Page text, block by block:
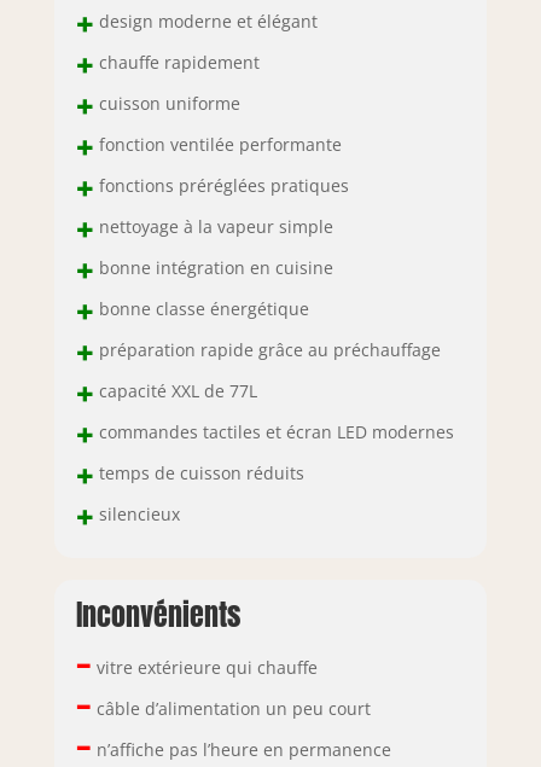
+ design moderne et élégant
+ chauffe rapidement
+ cuisson uniforme
+ fonction ventilée performante
+ fonctions préréglées pratiques
+ nettoyage à la vapeur simple
+ bonne intégration en cuisine
+ bonne classe énergétique
+ préparation rapide grâce au préchauffage
+ capacité XXL de 77L
+ commandes tactiles et écran LED modernes
+ temps de cuisson réduits
+ silencieux
Inconvénients
– vitre extérieure qui chauffe
– câble d’alimentation un peu court
– n’affiche pas l’heure en permanence